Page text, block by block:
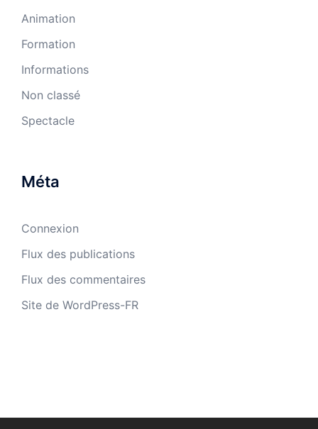
Animation
Formation
Informations
Non classé
Spectacle
Méta
Connexion
Flux des publications
Flux des commentaires
Site de WordPress-FR